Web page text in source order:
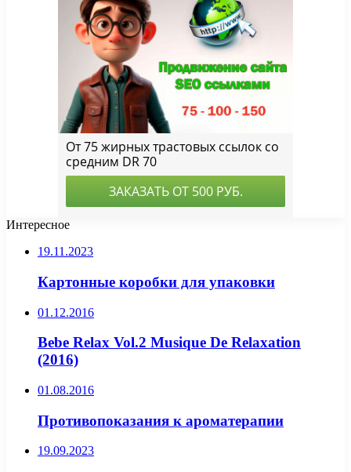
Интересное
19.11.2023
Картонные коробки для упаковки
01.12.2016
Bebe Relax Vol.2 Musique De Relaxation
(2016)
01.08.2016
Противопоказания к ароматерапии
19.09.2023